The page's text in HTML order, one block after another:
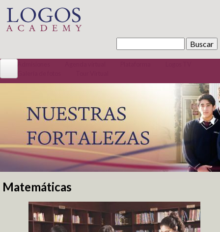
Formulario de búsqueda
La Institución
Misión / Visión
Código convivencia
Tour Virtual
Bachillerato Internacional
Preescolar 100% Inglés
Matemáticas